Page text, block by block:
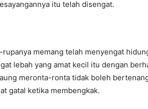
itu telah disengat.
rupanya memang telah menyengat
lebah yang amat kecil itu dengan
meronta-ronta tidak boleh
gatal ketika membengkak.